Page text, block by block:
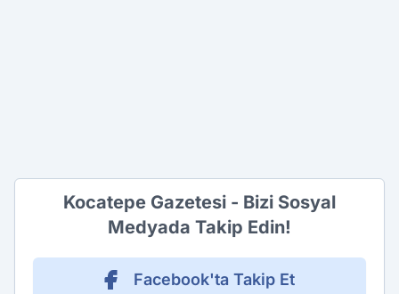
Kocatepe Gazetesi - Bizi Sosyal
Medyada Takip Edin!
Facebook'ta Takip Et